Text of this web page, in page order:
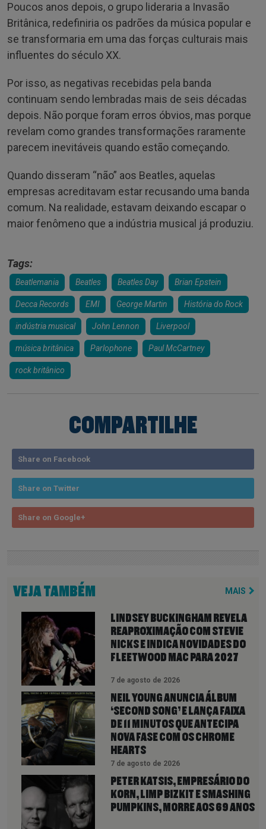
Poucos anos depois, o grupo lideraria a Invasão
Britânica, redefiniria os padrões da música popular e
se transformaria em uma das forças culturais mais
influentes do século XX.
Por isso, as negativas recebidas pela banda
continuam sendo lembradas mais de seis décadas
depois. Não porque foram erros óbvios, mas porque
revelam como grandes transformações raramente
parecem inevitáveis quando estão começando.
Quando disseram “não” aos Beatles, aquelas
empresas acreditavam estar recusando uma banda
comum. Na realidade, estavam deixando escapar o
maior fenômeno que a indústria musical já produziu.
Tags:
Beatlemania Beatles Beatles Day Brian Epstein
Decca Records EMI George Martin História do Rock
indústria musical John Lennon Liverpool
música britânica Parlophone Paul McCartney
rock britânico
COMPARTILHE
Share on Facebook
Share on Twitter
Share on Google+
VEJA TAMBÉM MAIS
LINDSEY BUCKINGHAM REVELA
REAPROXIMAÇÃO COM STEVIE
NICKS E INDICA NOVIDADES DO
FLEETWOOD MAC PARA 2027
7 de agosto de 2026
NEIL YOUNG ANUNCIA ÁLBUM
‘SECOND SONG’ E LANÇA FAIXA
DE 11 MINUTOS QUE ANTECIPA
NOVA FASE COM OS CHROME
HEARTS
7 de agosto de 2026
PETER KATSIS, EMPRESÁRIO DO
KORN, LIMP BIZKIT E SMASHING
PUMPKINS, MORRE AOS 69 ANOS